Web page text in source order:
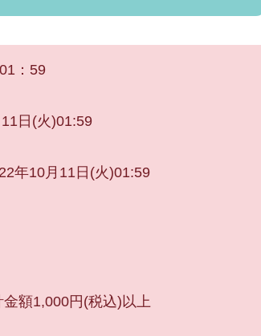
：59
日(火)01:59
年10月11日(火)01:59
額1,000円(税込)以上